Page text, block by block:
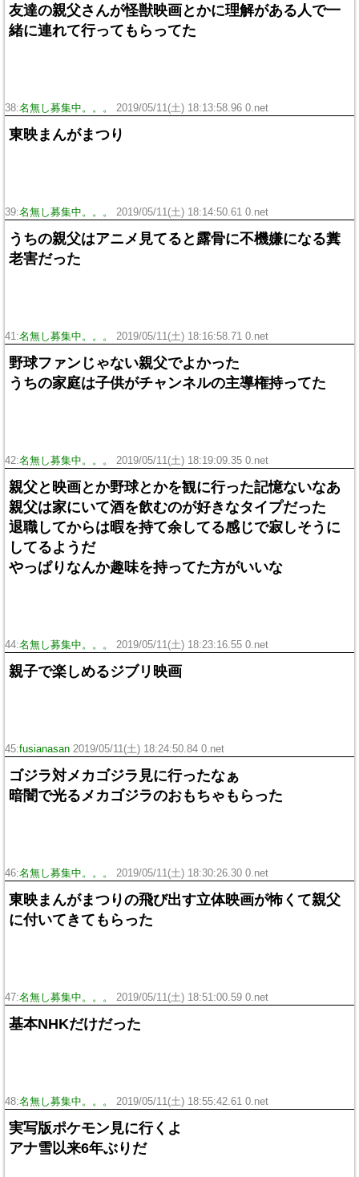
友達の親父さんが怪獣映画とかに理解がある人で一
緒に連れて行ってもらってた
38:名無し募集中。。。 2019/05/11(土) 18:13:58.96 0.net
東映まんがまつり
39:名無し募集中。。。 2019/05/11(土) 18:14:50.61 0.net
うちの親父はアニメ見てると露骨に不機嫌になる糞
老害だった
41:名無し募集中。。。 2019/05/11(土) 18:16:58.71 0.net
野球ファンじゃない親父でよかった
うちの家庭は子供がチャンネルの主導権持ってた
42:名無し募集中。。。 2019/05/11(土) 18:19:09.35 0.net
親父と映画とか野球とかを観に行った記憶ないなあ
親父は家にいて酒を飲むのが好きなタイプだった
退職してからは暇を持て余してる感じで寂しそうに
してるようだ
やっぱりなんか趣味を持ってた方がいいな
44:名無し募集中。。。 2019/05/11(土) 18:23:16.55 0.net
親子で楽しめるジブリ映画
45:fusianasan 2019/05/11(土) 18:24:50.84 0.net
ゴジラ対メカゴジラ見に行ったなぁ
暗闇で光るメカゴジラのおもちゃもらった
46:名無し募集中。。。 2019/05/11(土) 18:30:26.30 0.net
東映まんがまつりの飛び出す立体映画が怖くて親父
に付いてきてもらった
47:名無し募集中。。。 2019/05/11(土) 18:51:00.59 0.net
基本NHKだけだった
48:名無し募集中。。。 2019/05/11(土) 18:55:42.61 0.net
実写版ポケモン見に行くよ
アナ雪以来6年ぶりだ